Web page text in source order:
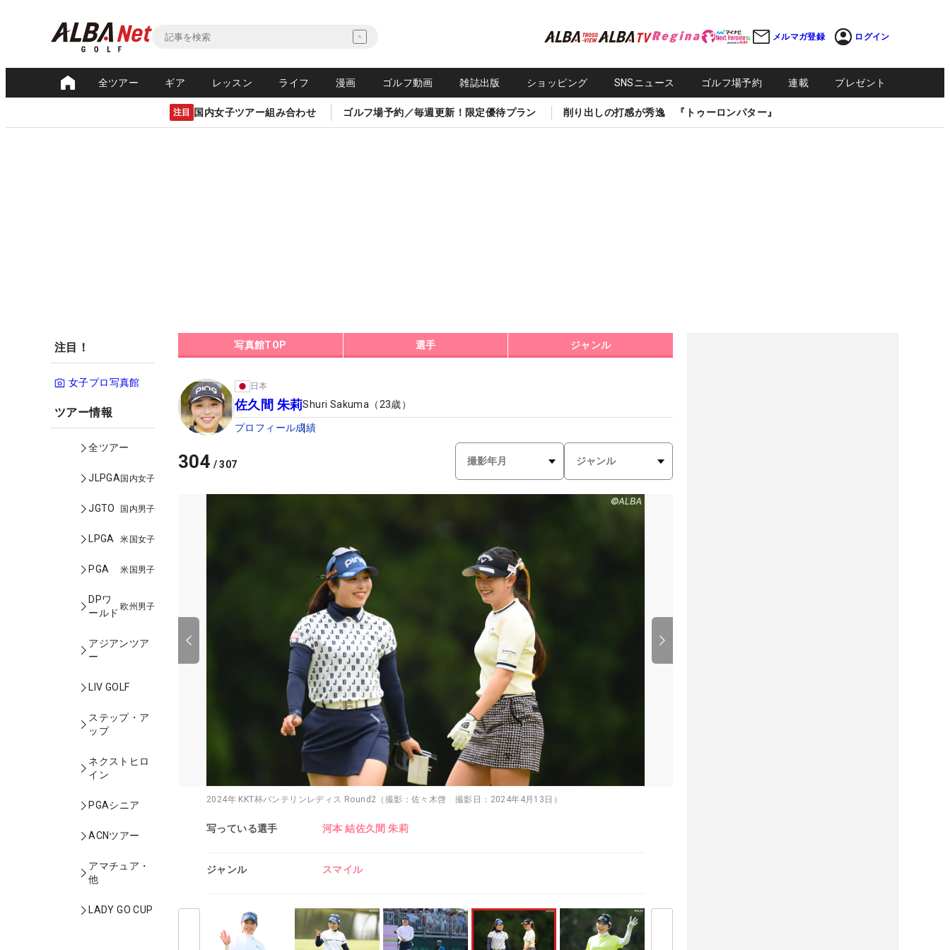
メルマガ登録 ログイン
全ツアー ギア レッスン ライフ 漫画 ゴルフ動画 雑誌出版 ショッピング SNSニュース ゴルフ場予約 連載 プレゼント
注目 国内女子ツアー組み合わせ ゴルフ場予約／毎週更新！限定優待プラン 削り出しの打感が秀逸 『トゥーロンパター』
注目！
女子プロ写真館
ツアー情報
全ツアー
JLPGA国内女子
JGTO 国内男子
LPGA 米国女子
PGA 米国男子
DPワ
ールド
欧州男子
アジアンツア
ー
LIV GOLF
ステップ・ア
ップ
ネクストヒロ
イン
PGAシニア
ACNツアー
アマチュア・
他
LADY GO CUP
写真館TOP 選手 ジャンル
日本
佐久間 朱莉Shuri Sakuma （23歳）
プロフィール成績
304 /307
2024年 KKT杯バンテリンレディス Round2（撮影：佐々木啓 撮影日：2024年4月13日）
写っている選手 河本 結佐久間 朱莉
ジャンル スマイル